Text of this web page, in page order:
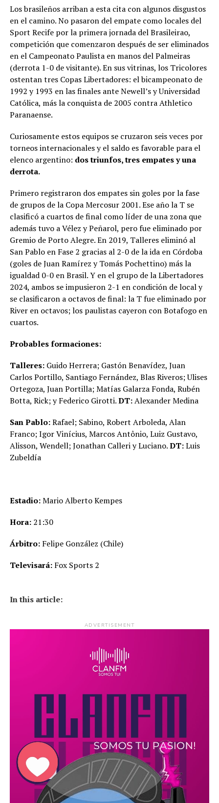
Los brasileños arriban a esta cita con algunos disgustos
en el camino. No pasaron del empate como locales del
Sport Recife por la primera jornada del Brasileirao,
competición que comenzaron después de ser eliminados
en el Campeonato Paulista en manos del Palmeiras
(derrota 1-0 de visitante). En sus vitrinas, los Tricolores
ostentan tres Copas Libertadores: el bicampeonato de
1992 y 1993 en las finales ante Newell’s y Universidad
Católica, más la conquista de 2005 contra Athletico
Paranaense.
Curiosamente estos equipos se cruzaron seis veces por
torneos internacionales y el saldo es favorable para el
elenco argentino: dos triunfos, tres empates y una
derrota.
Primero registraron dos empates sin goles por la fase
de grupos de la Copa Mercosur 2001. Ese año la T se
clasificó a cuartos de final como líder de una zona que
además tuvo a Vélez y Peñarol, pero fue eliminado por
Gremio de Porto Alegre. En 2019, Talleres eliminó al
San Pablo en Fase 2 gracias al 2-0 de la ida en Córdoba
(goles de Juan Ramírez y Tomás Pochettino) más la
igualdad 0-0 en Brasil. Y en el grupo de la Libertadores
2024, ambos se impusieron 2-1 en condición de local y
se clasificaron a octavos de final: la T fue eliminado por
River en octavos; los paulistas cayeron con Botafogo en
cuartos.
Probables formaciones:
Talleres: Guido Herrera; Gastón Benavídez, Juan
Carlos Portillo, Santiago Fernández, Blas Riveros; Ulises
Ortegoza, Juan Portilla; Matías Galarza Fonda, Rubén
Botta, Rick; y Federico Girotti.DT:Alexander Medina
San Pablo:Rafael; Sabino, Robert Arboleda, Alan
Franco; Igor Vinícius, Marcos Antônio, Luiz Gustavo,
Alisson, Wendell; Jonathan Calleri y Luciano.DT:Luis
Zubeldía
Estadio:Mario Alberto Kempes
Hora: 21:30
Árbitro: Felipe González (Chile)
Televisará: Fox Sports 2
In this article:
ADVERTISEMENT